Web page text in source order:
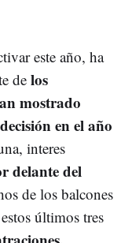
este año, ha
de los
mostrado
en el año
interes
delante del
de los balcones
últimos tres